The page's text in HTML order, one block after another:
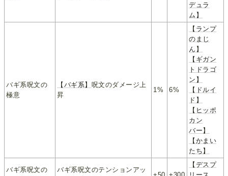
デュラ
ム】
バギ系呪文の
極意
【バギ系】 呪文のダメージ上
昇
1% 6%
【ランプ
のまじ
ん】
【ギガン
トドラゴ
ン】
【ドルイ
ド】
【ヒッポ
カン
バー】
【かまい
たち】
バギ系呪文の
バギ系呪文のテンションアッ
【デスプ